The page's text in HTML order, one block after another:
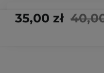
35,00 zł